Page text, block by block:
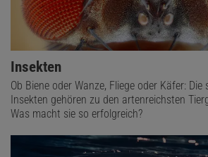
Insekten
Ob Biene oder Wanze, Fliege oder Käfer: Die
Insekten gehören zu den artenreichsten
Was macht sie so erfolgreich?